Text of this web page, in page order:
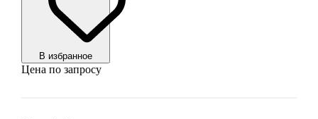
В избранноe
Цена по запросу